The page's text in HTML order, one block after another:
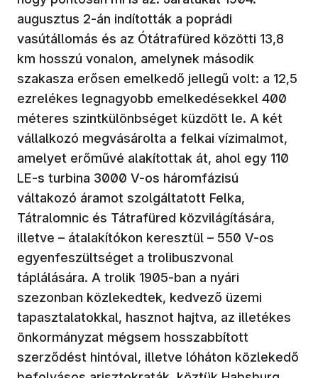
augusztus 2-án indították a poprádi
vasútállomás és az Ótátrafüred közötti 13,8
km hosszú vonalon, amelynek második
szakasza erősen emelkedő jellegű volt: a 12,5
ezrelékes legnagyobb emelkedésekkel 400
méteres szintkülönbséget küzdött le. A két
vállalkozó megvásárolta a felkai vízimalmot,
amelyet erőművé alakítottak át, ahol egy 110
LE-s turbina 3000 V-os háromfázisú
váltakozó áramot szolgáltatott Felka,
Tátralomnic és Tátrafüred közvilágítására,
illetve – átalakítókon keresztül – 550 V-os
egyenfeszültséget a trolibuszvonal
táplálására. A trolik 1905-ban a nyári
szezonban közlekedtek, kedvező üzemi
tapasztalatokkal, hasznot hajtva, az illetékes
önkormányzat mégsem hosszabbított
szerződést hintóval, illetve lóháton közlekedő